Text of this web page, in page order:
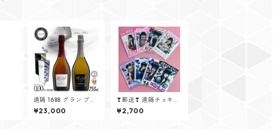
遠隔 1688 グラン ブラ
ン
¥23,000
❣郵送❣ 遠隔チェキ
（イベント限定衣装）
¥2,700